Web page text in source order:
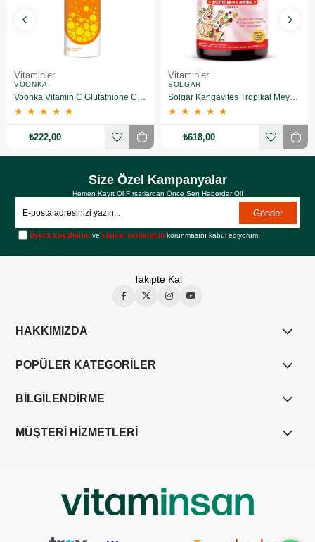
Vitaminler
VOONKA
Voonka Vitamin C Glutathione Complex Efervesan 15 Tablet
★ ★ ★ ★ ★
₺222,00
Vitaminler
SOLGAR
Solgar Kangavites Tropikal Meyve Aromalı 60 Tablet
★ ★ ★ ★ ★
₺618,00
Size Özel Kampanyalar
Hemen Kayıt Ol Fırsatlardan Önce Sen Haberdar Ol!
Gönder
Üyelik koşullarını vekişisel verilerimin korunmasını kabul ediyorum.
Takipte Kal
HAKKIMIZDA
POPÜLER KATEGORİLER
BİLGİLENDİRME
MÜŞTERİ HİZMETLERİ